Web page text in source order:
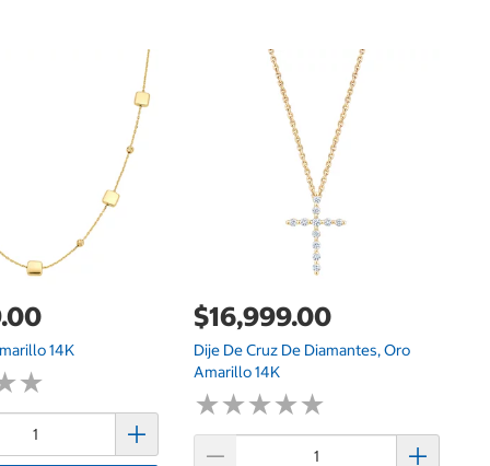
14K
★
★
$16,999.00
Dije De Cruz De Diamantes, Oro
Amarillo 14K
★★★★★
★★★★★